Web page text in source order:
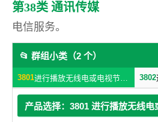
第38类 通讯传媒
电信服务。
📂 群组小类（2 个）
3801 进行播放无线电或电视节目的服务 3802
产品选择：3801 进行播放无线